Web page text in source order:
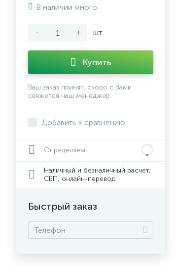
В наличии много
- + шт
Купить
Ваш заказ принят, скоро с Вами
свяжется наш менеджер
Добавить к сравнению
Определяем...
Наличный и безналичный расчет,
СБП, онлайн-перевод
Быстрый заказ